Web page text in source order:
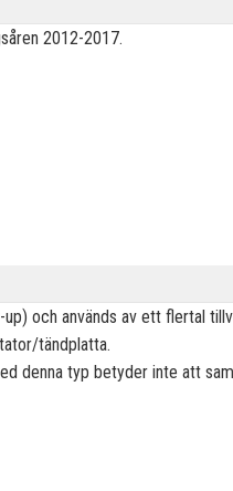
2012-2017.
och används av ett flertal
tändplatta.
denna typ betyder inte att